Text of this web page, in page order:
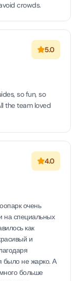
crowds.
5.0
so fun, so
the team loved
4.0
очень
на специальных
как
и
было не жарко. А
больше